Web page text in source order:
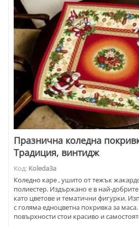
Празнична коледна
Традиция, винтидж
Код: Koleda3a
Коледно каре , ушито от тежък
полиестер. Издържано е в най-
като цветове и тематични фигурки.
с голяма едноцветна покривка за
повърхности стои красиво и